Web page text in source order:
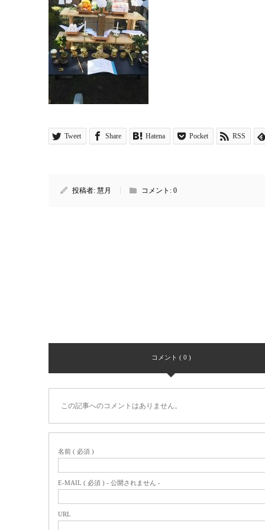
Tweet Share Hatena Pocket RSS
投稿者: 慧月 コメント: 0
コメント ( 0 )
この記事へのコメントはありません。
名前 ( 必須 )
E-MAIL ( 必須 ) - 公開されません -
URL